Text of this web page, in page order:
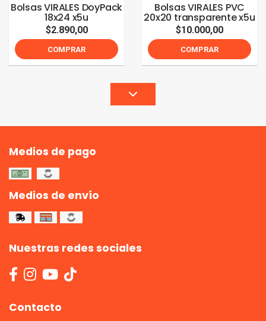
Bolsas VIRALES DoyPack
18x24 x5u
$2.890,00
COMPRAR
Bolsas VIRALES PVC
20x20 transparente x5u
$10.000,00
COMPRAR
Medios de pago
Medios de envío
Nuestras redes sociales
Contacto